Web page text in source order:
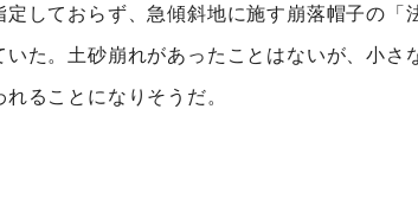
しておらず、急傾斜地に施す崩落帽子の「
た。土砂崩れがあったことはないが、小さ
ることになりそうだ。